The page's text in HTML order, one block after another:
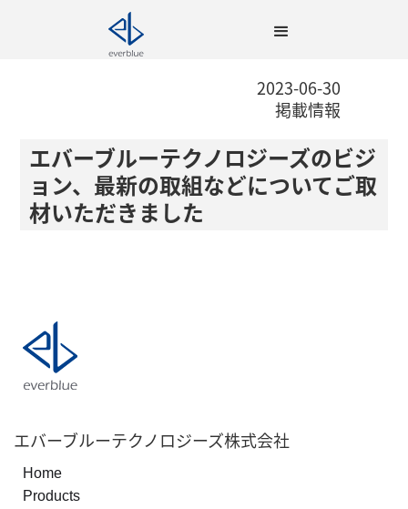
2023-06-30
掲載情報
エバーブルーテクノロジーズのビジ
ョン、最新の取組などについてご取
材いただきました
エバーブルーテクノロジーズ株式会社
Home
Products